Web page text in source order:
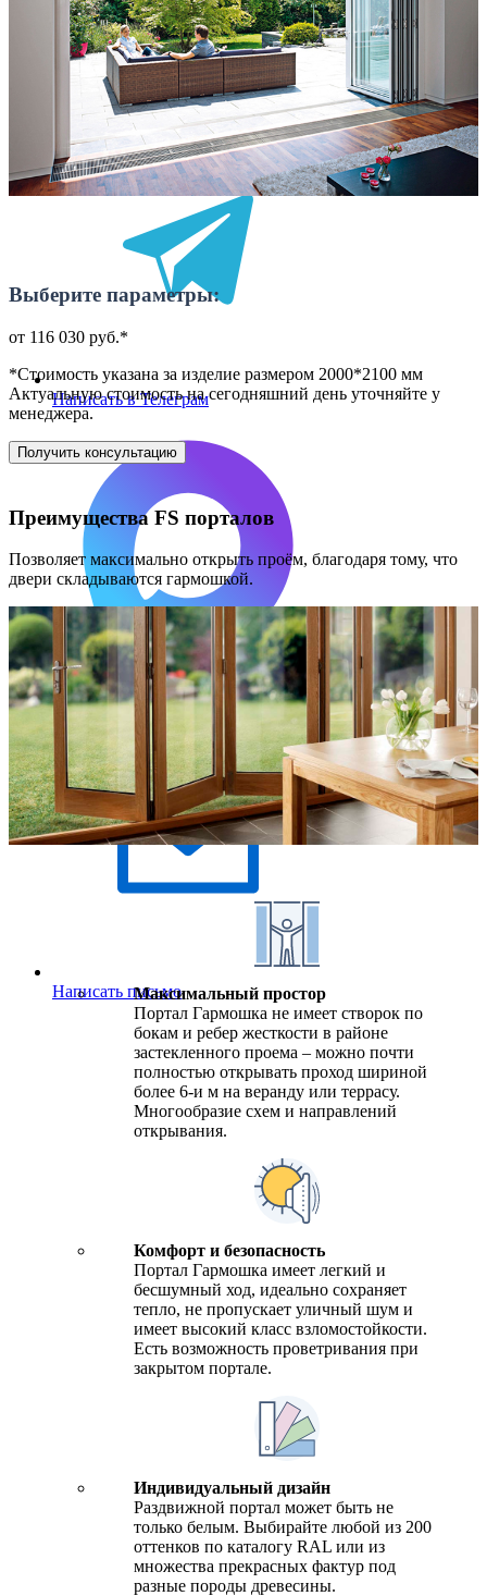
Написать в Вотсап
Написать в Телеграм
Написать в Макс
Написать письмо
Выберите параметры:
от 116 030 руб.*
*Стоимость указана за изделие размером 2000*2100 мм
Актуальную стоимость на сегодняшний день уточняйте у
менеджера.
Получить консультацию
Преимущества FS порталов
Позволяет максимально открыть проём, благодаря тому, что
двери складываются гармошкой.
Максимальный простор
Портал Гармошка не имеет створок по
бокам и ребер жесткости в районе
застекленного проема – можно почти
полностью открывать проход шириной
более 6-и м на веранду или террасу.
Многообразие схем и направлений
открывания.
Комфорт и безопасность
Портал Гармошка имеет легкий и
бесшумный ход, идеально сохраняет
тепло, не пропускает уличный шум и
имеет высокий класс взломостойкости.
Есть возможность проветривания при
закрытом портале.
Индивидуальный дизайн
Раздвижной портал может быть не
только белым. Выбирайте любой из 200
оттенков по каталогу RAL или из
множества прекрасных фактур под
разные породы древесины.